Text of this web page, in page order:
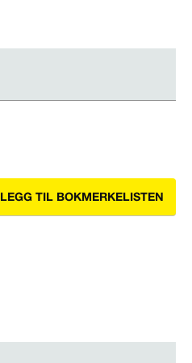
LEGG TIL BOKMERKELISTEN